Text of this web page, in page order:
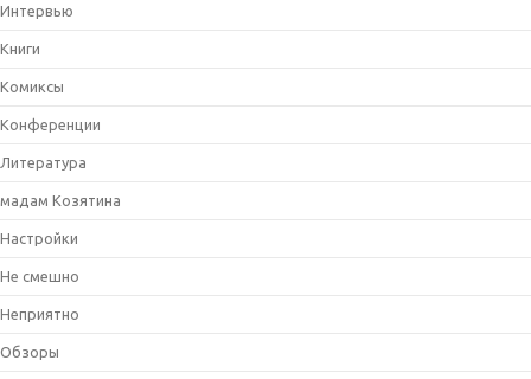
Интервью
Книги
Комиксы
Конференции
Литература
мадам Козятина
Настройки
Не смешно
Неприятно
Обзоры